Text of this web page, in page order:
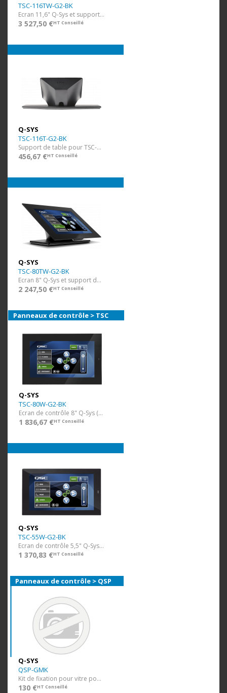
TSC-116TW-G2-BK
Ecran 11,6" Q-Sys et support de table
3 527,50 €HT Conseillé
Q-SYS
TSC-116T-G2-BK
Support de table pour TSC-116W
456,67 €HT Conseillé
Q-SYS
TSC-80TW-G2-BK
Ecran 8" Q-Sys et support de table
2 247,50 €HT Conseillé
Panneaux de contrôle > TSC
Q-SYS
TSC-80W-G2-BK
Ecran de contrôle 8" Q-Sys (POE) mural
1 836,67 €HT Conseillé
Q-SYS
TSC-55W-G2-BK
Ecran de contrôle 5,5" Q-Sys (POE) mural
1 370,83 €HT Conseillé
Panneaux de contrôle > QSP
Q-SYS
QSP-GMK
Kit de fixation pour vitre pour QSP-11
130 €HT Conseillé